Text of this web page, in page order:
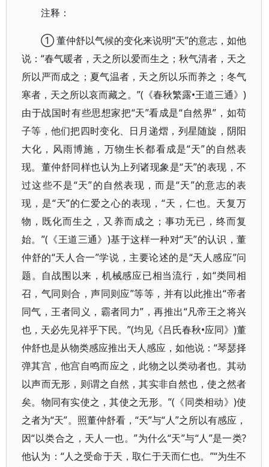
注释：
① 董仲舒以气候的变化来说明“天”的意志，如他
说：“春气暖者，天之所以爱而生之；秋气清者，天之
所以严而成之；夏气温者，天之所以乐而养之；冬气
寒者，天之所以哀而藏之。”(《春秋繁露•王道三通》)
由于战国时有些思想家把“天”看成是“自然界”，如苟
子等，他们把四时变化、日月递熠，列星随旋，阴阳
大化，风雨博施，万物生长都看成是“天”的自然表
现。董仲舒同样也认为上列诸现象是“天”的表现，不
过这些不是“天”的自然表现，而是“天”的意志的表
现，是“天”的仁爱之心的表现，“天，仁也。天复万
物，既化而生之，又养而成之；事功无已，终而复
始。”(《王道三通》)基于这样一种对“天”的认识，董
仲舒的“天人合一”学说，主要论述的是“天人感应”问
题。自战围以来，机械感应已相当流行，如“类同相
召，气同则合，声同则应”等等，并有以此推出“帝者
同气，王者同义，霸者同力”，再推出“凡帝王之将兴
也，天必先见祥乎下民。”(均见《吕氏春秋•应同》)董
仲舒也是从物类感应推出天人感应，如他说：“琴瑟择
弹其宫，他宫自鸣而应之，此物之以类动者也。其动
以声而无形，则谓之自然，其实非自然也，使之然者
矣。物同有实使之，其使之无形。”(《同类相动》)使
之者为“天”。照董仲舒看，“天”与“人”之所以有感应，
因“以类合之，天人一也。”为什么“天”与“人”是一类?
他认为：“人之受命于天，取仁于天而仁也。”“为生不